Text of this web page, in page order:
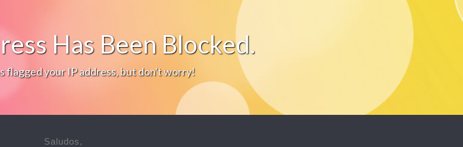
Has Been Blocked.
flagged your IP address, but don't worry!
Saludos,